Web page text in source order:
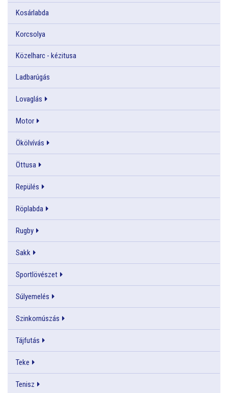
Kosárlabda
Korcsolya
Közelharc - kézitusa
Ladbarúgás
Lovaglás
Motor
Ökölvívás
Öttusa
Repülés
Röplabda
Rugby
Sakk
Sportlövészet
Súlyemelés
Szinkornúszás
Tájfutás
Teke
Tenisz